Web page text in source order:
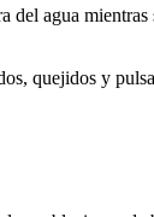
del agua
quejidos y